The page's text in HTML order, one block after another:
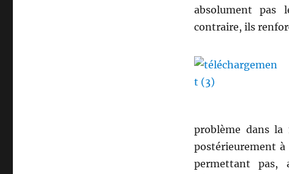
absolument pas
contraire, ils
problème dans la
postérieurement
permettant pas,